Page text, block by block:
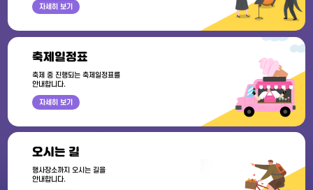
자세히 보기
축제일정표
축제 중 진행되는 축제일정표를
안내합니다.
자세히 보기
오시는 길
행사장소까지 오시는 길을
안내합니다.